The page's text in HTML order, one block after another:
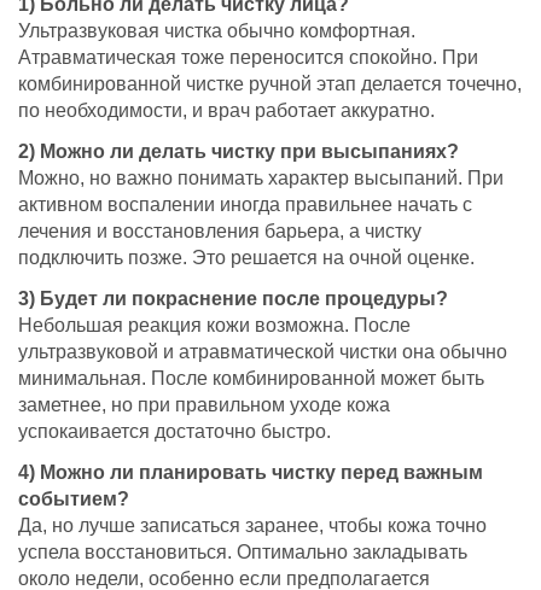
1) Больно ли делать чистку лица?
Ультразвуковая чистка обычно комфортная.
Атравматическая тоже переносится спокойно. При
комбинированной чистке ручной этап делается точечно,
по необходимости, и врач работает аккуратно.
2) Можно ли делать чистку при высыпаниях?
Можно, но важно понимать характер высыпаний. При
активном воспалении иногда правильнее начать с
лечения и восстановления барьера, а чистку
подключить позже. Это решается на очной оценке.
3) Будет ли покраснение после процедуры?
Небольшая реакция кожи возможна. После
ультразвуковой и атравматической чистки она обычно
минимальная. После комбинированной может быть
заметнее, но при правильном уходе кожа
успокаивается достаточно быстро.
4) Можно ли планировать чистку перед важным
событием?
Да, но лучше записаться заранее, чтобы кожа точно
успела восстановиться. Оптимально закладывать
около недели, особенно если предполагается